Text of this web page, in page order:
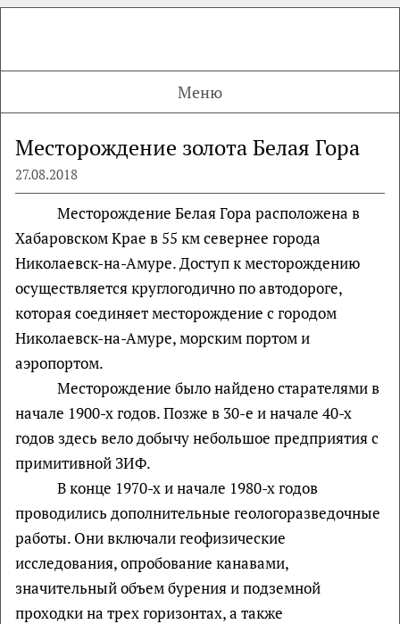
Меню
Месторождение золота Белая Гора
27.08.2018
Месторождение Белая Гора расположена в
Хабаровском Крае в 55 км севернее города
Николаевск-на-Амуре. Доступ к месторождению
осуществляется круглогодично по автодороге,
которая соединяет месторождение с городом
Николаевск-на-Амуре, морским портом и
аэропортом.
Месторождение было найдено старателями в
начале 1900-х годов. Позже в 30-е и начале 40-х
годов здесь вело добычу небольшое предприятия с
примитивной ЗИФ.
В конце 1970-х и начале 1980-х годов
проводились дополнительные геологоразведочные
работы. Они включали геофизические
исследования, опробование канавами,
значительный объем бурения и подземной
проходки на трех горизонтах, а также